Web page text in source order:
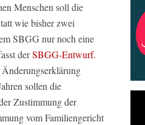
Menschen soll die
wie bisher zwei
SBGG nur noch eine
derSBGG-Entwurf.
sollen die
Zustimmung der
vom Familiengericht